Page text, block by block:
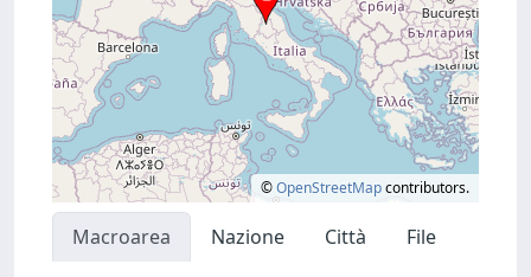
©OpenStreetMapcontributors.
Macroarea Nazione Città
File